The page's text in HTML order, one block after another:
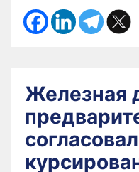
Железная